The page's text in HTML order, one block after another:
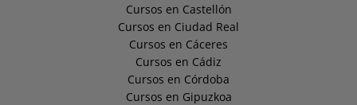
Cursos en Castellón
Cursos en Ciudad Real
Cursos en Cáceres
Cursos en Cádiz
Cursos en Córdoba
Cursos en Gipuzkoa